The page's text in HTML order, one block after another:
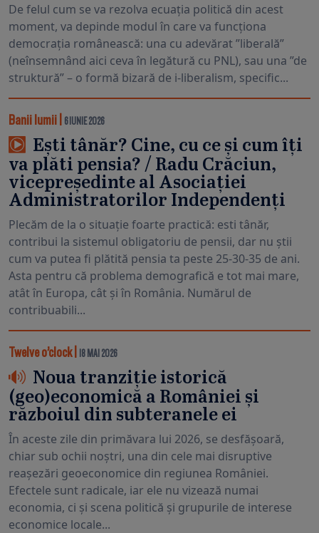
De felul cum se va rezolva ecuația politică din acest
moment, va depinde modul în care va funcționa
democrația românească: una cu adevărat ”liberală”
(neînsemnând aici ceva în legătură cu PNL), sau una ”de
struktură” – o formă bizară de i-liberalism, specific...
Banii lumii 6 IUNIE 2026
Ești tânăr? Cine, cu ce și cum îți
va plăti pensia? / Radu Crăciun,
vicepreședinte al Asociației
Administratorilor Independenți
Plecăm de la o situație foarte practică: esti tânăr,
contribui la sistemul obligatoriu de pensii, dar nu știi
cum va putea fi plătită pensia ta peste 25-30-35 de ani.
Asta pentru că problema demografică e tot mai mare,
atât în Europa, cât și în România. Numărul de
contribuabili...
Twelve o’clock| 18 MAI 2026
Noua tranziție istorică
(geo)economică a României și
războiul din subteranele ei
În aceste zile din primăvara lui 2026, se desfășoară,
chiar sub ochii noștri, una din cele mai disruptive
reașezări geoeconomice din regiunea României.
Efectele sunt radicale, iar ele nu vizează numai
economia, ci și scena politică și grupurile de interese
economice locale...